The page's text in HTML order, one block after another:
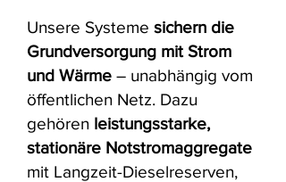
Unsere Systeme sichern die
Grundversorgung mit Strom
und Wärme – unabhängig vom
öffentlichen Netz. Dazu
gehören leistungsstarke,
stationäre Notstromaggregate
mit Langzeit-Dieselreserven,